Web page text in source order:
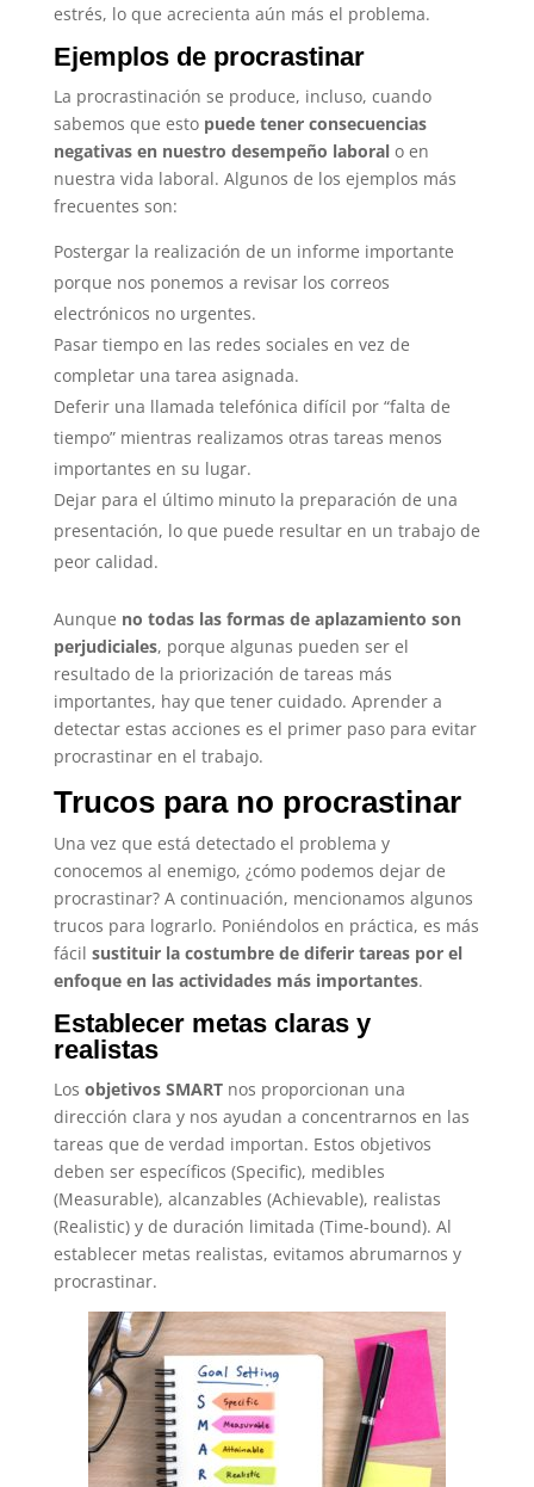
estrés, lo que acrecienta aún más el problema.
Ejemplos de procrastinar
La procrastinación se produce, incluso, cuando
sabemos que estopuede tener consecuencias
negativas en nuestro desempeño laboral o en
nuestra vida laboral. Algunos de los ejemplos más
frecuentes son:
Postergar la realización de un informe importante
porque nos ponemos a revisar los correos
electrónicos no urgentes.
Pasar tiempo en las redes sociales en vez de
completar una tarea asignada.
Deferir una llamada telefónica difícil por “falta de
tiempo” mientras realizamos otras tareas menos
importantes en su lugar.
Dejar para el último minuto la preparación de una
presentación, lo que puede resultar en un trabajo de
peor calidad.
Aunque no todas las formas de aplazamiento son
perjudiciales, porque algunas pueden ser el
resultado de la priorización de tareas más
importantes, hay que tener cuidado. Aprender a
detectar estas acciones es el primer paso para evitar
procrastinar en el trabajo.
Trucos para no procrastinar
Una vez que está detectado el problema y
conocemos al enemigo, ¿cómo podemos dejar de
procrastinar? A continuación, mencionamos algunos
trucos para lograrlo. Poniéndolos en práctica, es más
fácil sustituir la costumbre de diferir tareas por el
enfoque en las actividades más importantes.
Establecer metas claras y
realistas
Los objetivos SMART nos proporcionan una
dirección clara y nos ayudan a concentrarnos en las
tareas que de verdad importan. Estos objetivos
deben ser específicos (Specific), medibles
(Measurable), alcanzables (Achievable), realistas
(Realistic) y de duración limitada (Time-bound). Al
establecer metas realistas, evitamos abrumarnos y
procrastinar.